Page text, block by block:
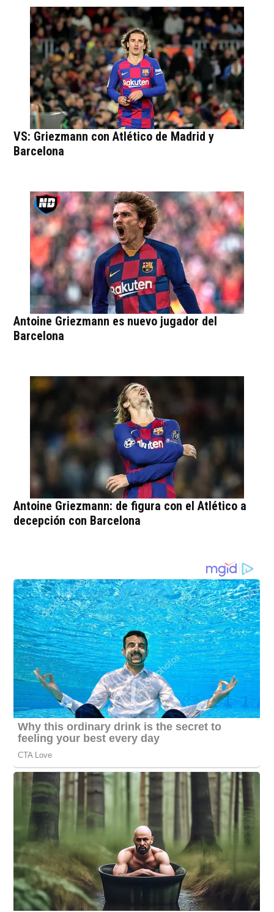
VS: Griezmann con Atlético de Madrid y
Barcelona
Antoine Griezmann es nuevo jugador del
Barcelona
Antoine Griezmann: de figura con el Atlético a
decepción con Barcelona